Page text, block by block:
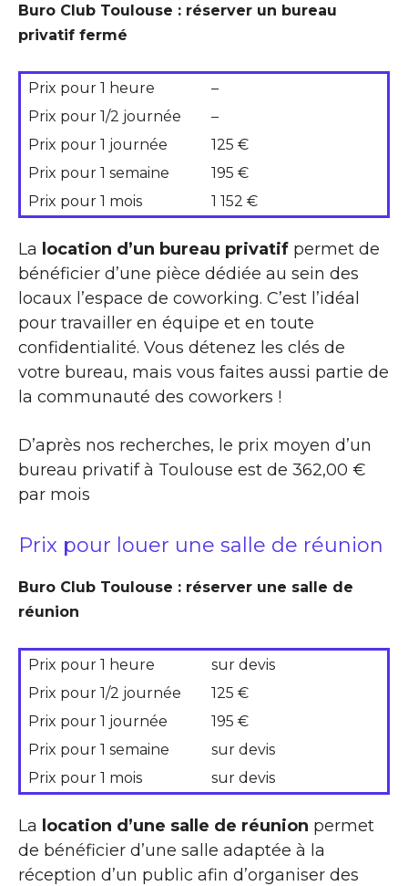
Buro Club Toulouse : réserver un bureau
privatif fermé
Prix pour 1 heure
–
Prix pour 1/2 journée
–
Prix pour 1 journée
125 €
Prix pour 1 semaine
195 €
Prix pour 1 mois
1 152 €
La location d’un bureau privatif permet de
bénéficier d’une pièce dédiée au sein des
locaux l’espace de coworking. C’est l’idéal
pour travailler en équipe et en toute
confidentialité. Vous détenez les clés de
votre bureau, mais vous faites aussi partie de
la communauté des coworkers !
D’après nos recherches, le prix moyen d’un
bureau privatif à Toulouse est de 362,00 €
par mois
Prix pour louer une salle de réunion
Buro Club Toulouse : réserver une salle de
réunion
Prix pour 1 heure
sur devis
Prix pour 1/2 journée
125 €
Prix pour 1 journée
195 €
Prix pour 1 semaine
sur devis
Prix pour 1 mois
sur devis
La location d’une salle de réunion permet
de bénéficier d’une salle adaptée à la
réception d’un public afin d’organiser des